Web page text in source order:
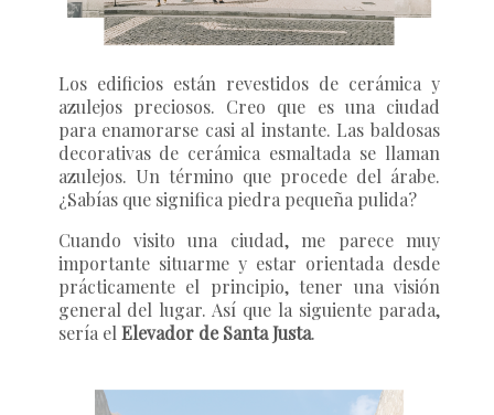
Los edificios están revestidos de cerámica y
azulejos preciosos. Creo que es una ciudad
para enamorarse casi al instante. Las baldosas
decorativas de cerámica esmaltada se llaman
azulejos. Un término que procede del árabe.
¿Sabías que significa piedra pequeña pulida?
Cuando visito una ciudad, me parece muy
importante situarme y estar orientada desde
prácticamente el principio, tener una visión
general del lugar. Así que la siguiente parada,
sería el Elevador de Santa Justa.